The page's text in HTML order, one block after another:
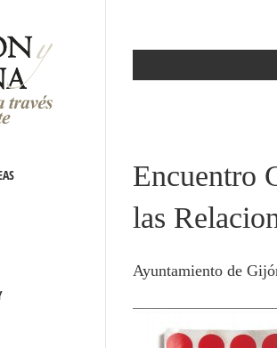
Encuentro
las
Ayuntamiento de